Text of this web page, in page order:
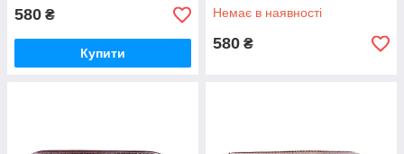
580 ₴
Купити
Немає в наявності
580 ₴